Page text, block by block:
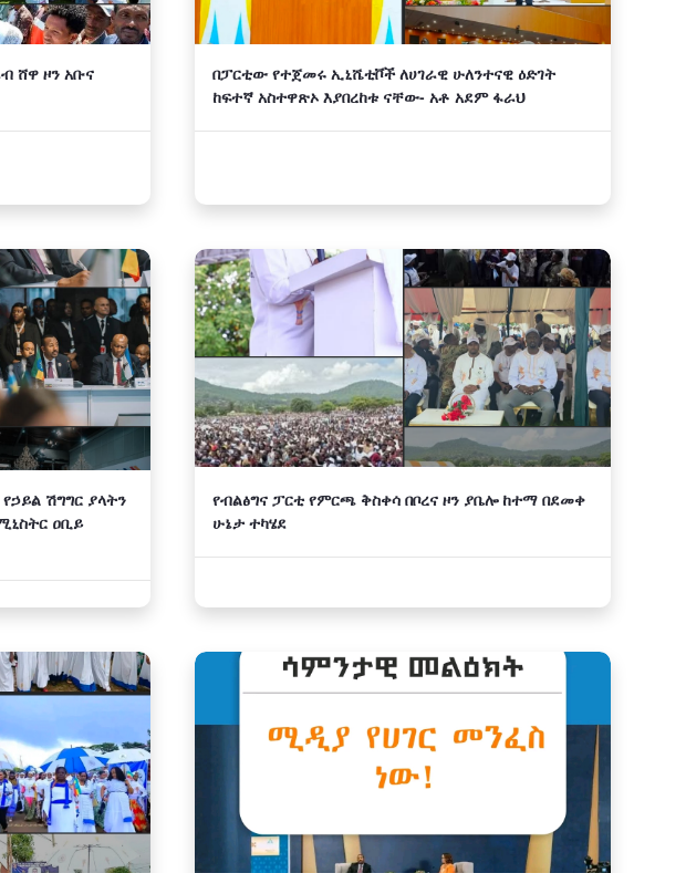
ሸዋ ዞን አቡና
በፓርቲው የተጀመሩ ኢኒሼቲቮች ለሀገራዊ ሁለንተናዊ ዕድገት
ከፍተኛ አስተዋጽኦ እያበረከቱ ናቸው- አቶ አደም ፋራህ
ሽግግር ያላትን
ዐቢይ
የብልፅግና ፓርቲ የምርጫ ቅስቀሳ በቦረና ዞን ያቤሎ ከተማ በደመቀ
ሁኔታ ተካሄደ